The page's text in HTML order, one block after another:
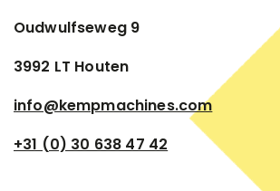
Oudwulfseweg 9
3992 LT Houten
info@kempmachines.com
+31 (0) 30 638 47 42